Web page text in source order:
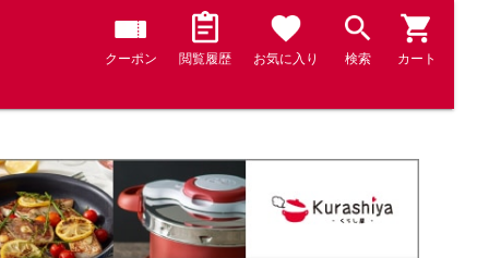
クーポン 閲覧履歴 お気に入り 検索 カート